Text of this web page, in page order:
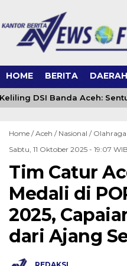
HOME BERITA DAERAH
DSI Banda Aceh:
Home /Aceh / Nasional / Olahraga
Sabtu, 11 Oktober 2025 - 19:07 WIB
Tim Catur
Medali di
2025,
dari Ajang